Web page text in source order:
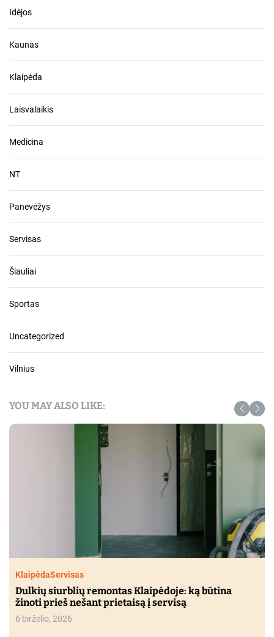
Idėjos
Kaunas
Klaipėda
Laisvalaikis
Medicina
NT
Panevėžys
Servisas
Šiauliai
Sportas
Uncategorized
Vilnius
YOU MAY ALSO LIKE:
KlaipėdaServisas
Dulkių siurblių remontas Klaipėdoje: ką būtina
žinoti prieš nešant prietaisą į servisą
6 birželio, 2026